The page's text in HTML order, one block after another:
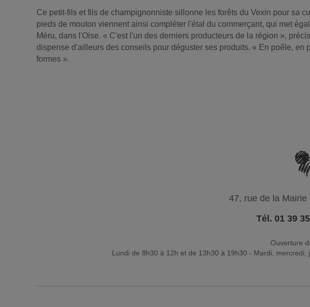
Ce petit-fils et fils de champignonniste sillonne les forêts du Vexin pour sa
pieds de mouton viennent ainsi compléter l'étal du commerçant, qui met
Méru, dans l'Oise. « C'est l'un des derniers producteurs de la région »,
dispense d'ailleurs des conseils pour déguster ses produits. « En poêle,
formes ».
47, rue de la
Tél. 01 39
Ouverture
Lundi de 8h30 à 12h et de 13h30 à 19h30 - Mardi,